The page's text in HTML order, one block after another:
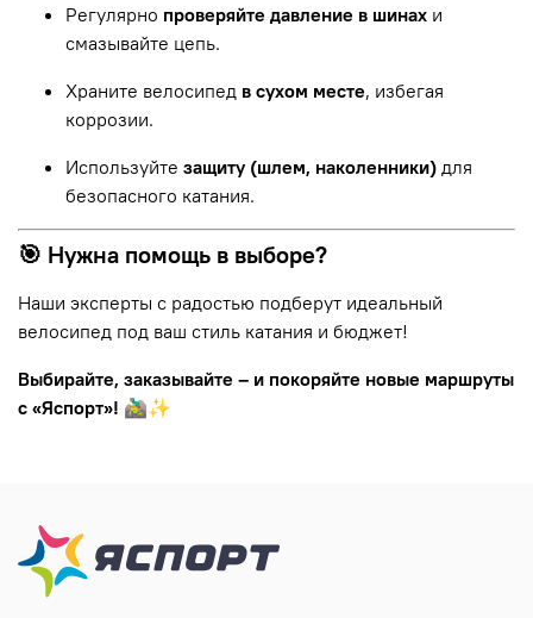
Регулярно проверяйте давление в шинах и
смазывайте цепь.
Храните велосипед в сухом месте, избегая
коррозии.
Используйте защиту (шлем, наколенники) для
безопасного катания.
🎯 Нужна помощь в выборе?
Наши эксперты с радостью подберут идеальный
велосипед под ваш стиль катания и бюджет!
Выбирайте, заказывайте – и покоряйте новые маршруты
с «Яспорт»! 🚵‍♂️✨